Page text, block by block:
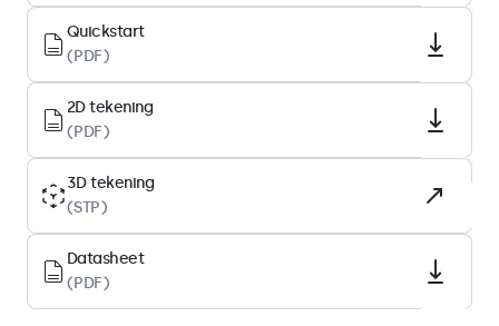
Native resolutie
1920 x 1080
Pixels per inch
102 PPI
Type
IPS-LCD
Backlight
Oppervlak
Anti-glare harde coating (3H)
Quickstart
(PDF)
2D tekening
(PDF)
3D tekening
(STP)
Datasheet
(PDF)